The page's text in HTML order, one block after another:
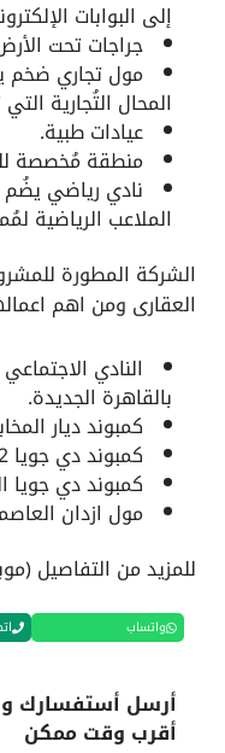
إلى البوابات
جراجات تحت
مول تجاري ضخم
المحال التُجارية
عيادات طبية.
منطقة مُخصصة
نادي رياضي يضُم
الملاعب الرياضية
الشركة المطورة
العقارى ومن اهم
النادي
بالقاهرة الجديدة.
كمبوند ديار
كمبوند دي جويا 2 العاصمة
كمبوند دي جويا
مول ازدان
للمزيد من التفاصيل (موبايل /
واتساب
أرسل أستفسارك
أقرب وقت ممكن